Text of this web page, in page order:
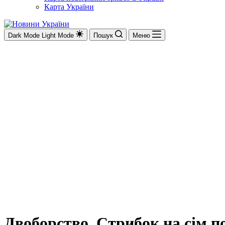
Карта України
Dark Mode Light Mode Пошук Меню